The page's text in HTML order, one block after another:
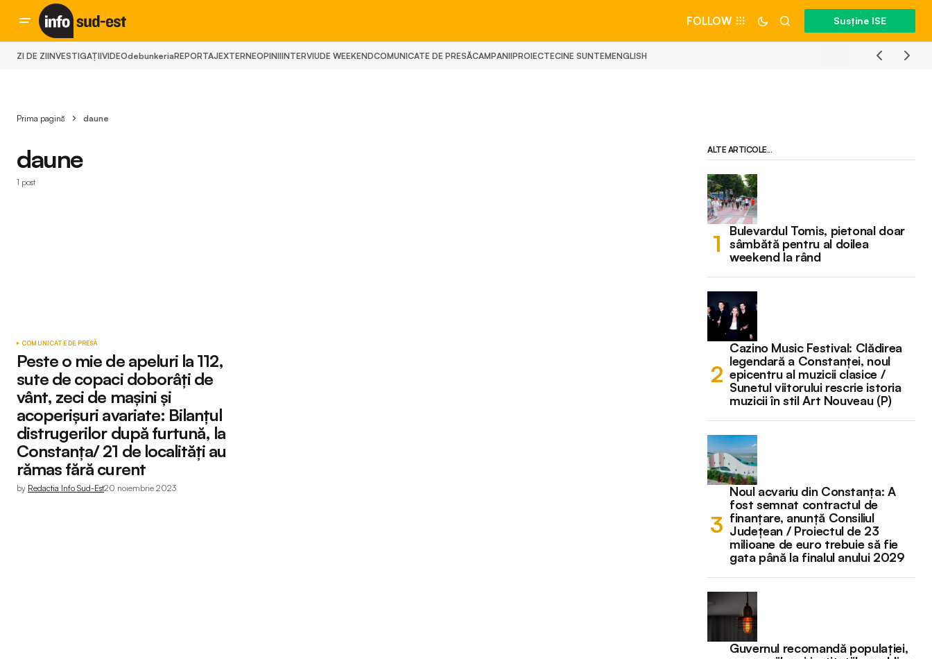
FOLLOW Susține ISE
ZI DE ZIINVESTIGAȚIIVIDEOdebunkeriaREPORTAJEXTERNEOPINIIINTERVIUDE WEEKENDCOMUNICATE DE PRESĂCAMPANIIPROIECTECINE SUNTEMENGLISH
Prima pagină daune
daune
1 post
COMUNICATE DE PRESĂ
Peste o mie de apeluri la 112,
sute de copaci doborâți de
vânt, zeci de mașini și
acoperișuri avariate: Bilanțul
distrugerilor după furtună, la
Constanța/ 21 de localități au
rămas fără curent
by Redactia Info Sud-Est20 noiembrie 2023
ALTE ARTICOLE...
Bulevardul Tomis, pietonal doar
sâmbătă pentru al doilea
weekend la rând
Cazino Music Festival: Clădirea
legendară a Constanței, noul
epicentru al muzicii clasice /
Sunetul viitorului rescrie istoria
muzicii în stil Art Nouveau (P)
Noul acvariu din Constanța: A
fost semnat contractul de
finanțare, anunță Consiliul
Județean / Proiectul de 23
milioane de euro trebuie să fie
gata până la finalul anului 2029
Guvernul recomandă populației,